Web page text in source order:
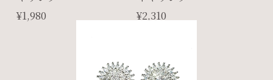
¥1,980
¥2,310